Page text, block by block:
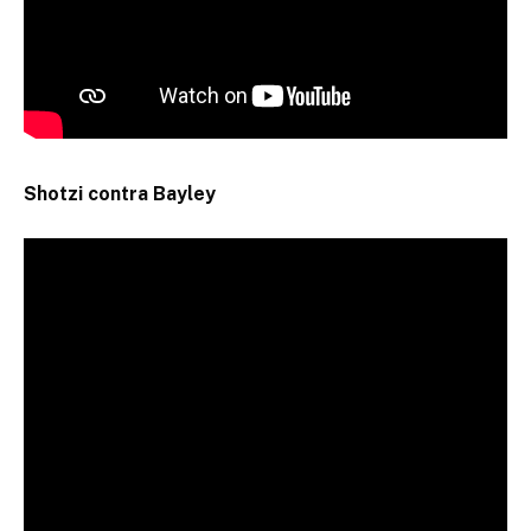
Shotzi contra Bayley